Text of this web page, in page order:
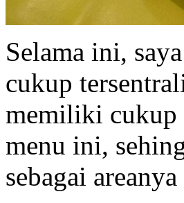
Selama ini,
cukup
memiliki cukup
menu ini,
sebagai